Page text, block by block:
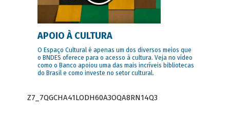
APOIO À CULTURA
O Espaço Cultural é apenas um dos diversos meios que
o BNDES oferece para o acesso à cultura. Veja no vídeo
como o Banco apoiou uma das mais incríveis bibliotecas
do Brasil e como investe no setor cultural.
Z7_7QGCHA41LODH60A3OQA8RN14Q3